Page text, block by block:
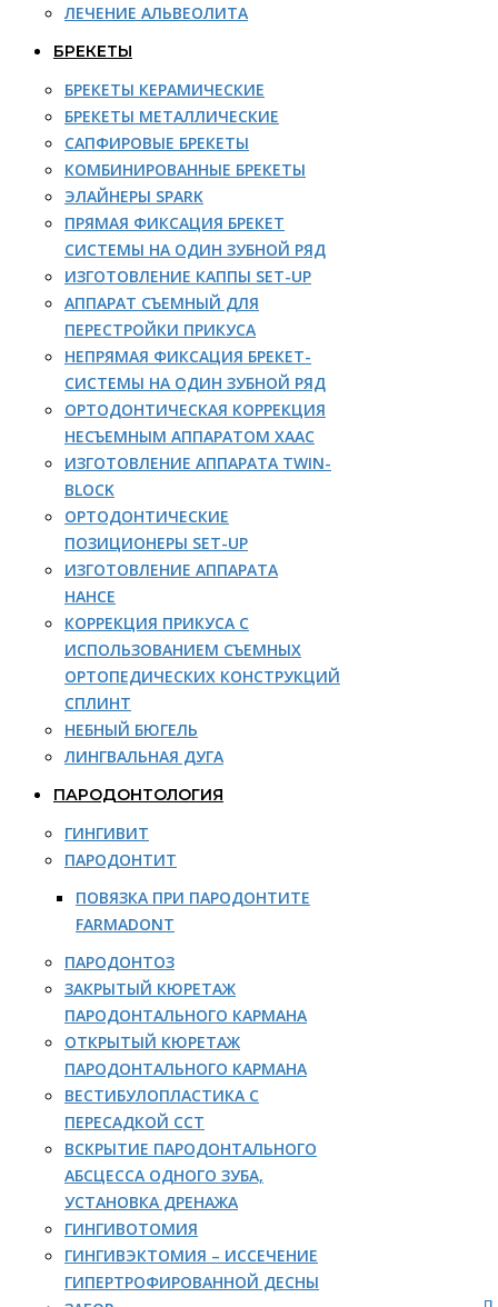
ЛЕЧЕНИЕ АЛЬВЕОЛИТА
БРЕКЕТЫ
БРЕКЕТЫ КЕРАМИЧЕСКИЕ
БРЕКЕТЫ МЕТАЛЛИЧЕСКИЕ
САПФИРОВЫЕ БРЕКЕТЫ
КОМБИНИРОВАННЫЕ БРЕКЕТЫ
ЭЛАЙНЕРЫ SPARK
ПРЯМАЯ ФИКСАЦИЯ БРЕКЕТ
СИСТЕМЫ НА ОДИН ЗУБНОЙ РЯД
ИЗГОТОВЛЕНИЕ КАППЫ SET-UP
АППАРАТ СЪЕМНЫЙ ДЛЯ
ПЕРЕСТРОЙКИ ПРИКУСА
НЕПРЯМАЯ ФИКСАЦИЯ БРЕКЕТ-
СИСТЕМЫ НА ОДИН ЗУБНОЙ РЯД
ОРТОДОНТИЧЕСКАЯ КОРРЕКЦИЯ
НЕСЪЕМНЫМ АППАРАТОМ ХААС
ИЗГОТОВЛЕНИЕ АППАРАТА TWIN-
BLOCK
ОРТОДОНТИЧЕСКИЕ
ПОЗИЦИОНЕРЫ SET-UP
ИЗГОТОВЛЕНИЕ АППАРАТА
НАНСЕ
КОРРЕКЦИЯ ПРИКУСА С
ИСПОЛЬЗОВАНИЕМ СЪЕМНЫХ
ОРТОПЕДИЧЕСКИХ КОНСТРУКЦИЙ
СПЛИНТ
НЕБНЫЙ БЮГЕЛЬ
ЛИНГВАЛЬНАЯ ДУГА
ПАРОДОНТОЛОГИЯ
ГИНГИВИТ
ПАРОДОНТИТ
ПОВЯЗКА ПРИ ПАРОДОНТИТЕ
FARMADONT
ПАРОДОНТОЗ
ЗАКРЫТЫЙ КЮРЕТАЖ
ПАРОДОНТАЛЬНОГО КАРМАНА
ОТКРЫТЫЙ КЮРЕТАЖ
ПАРОДОНТАЛЬНОГО КАРМАНА
ВЕСТИБУЛОПЛАСТИКА С
ПЕРЕСАДКОЙ ССТ
ВСКРЫТИЕ ПАРОДОНТАЛЬНОГО
АБСЦЕССА ОДНОГО ЗУБА,
УСТАНОВКА ДРЕНАЖА
ГИНГИВОТОМИЯ
ГИНГИВЭКТОМИЯ – ИССЕЧЕНИЕ
ГИПЕРТРОФИРОВАННОЙ ДЕСНЫ